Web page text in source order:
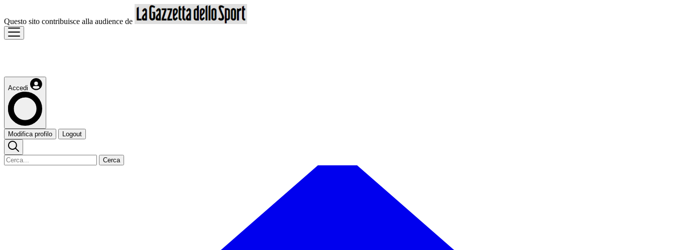
Questo sito contribuisce alla audience de
Accedi
Modifica profilo Logout
Cerca